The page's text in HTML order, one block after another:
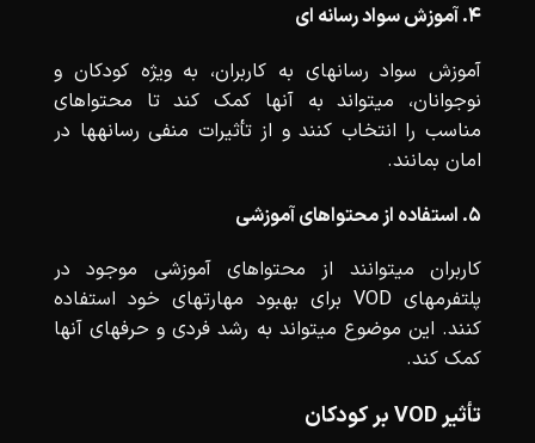
۴. آموزش سواد رسانه ای
آموزش سواد رسانهای به کاربران، به ویژه کودکان و
نوجوانان، میتواند به آنها کمک کند تا محتواهای
مناسب را انتخاب کنند و از تأثیرات منفی رسانهها در
امان بمانند.
۵. استفاده از محتواهای آموزشی
کاربران میتوانند از محتواهای آموزشی موجود در
پلتفرمهای VOD برای بهبود مهارتهای خود استفاده
کنند. این موضوع میتواند به رشد فردی و حرفهای آنها
کمک کند.
تأثیر VOD بر کودکان